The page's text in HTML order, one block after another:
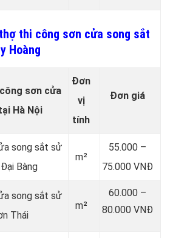
thi công sơn cửa song sắt
Hoàng
sơn cửa
Hà Nội
Đơn
vị
tính
Đơn giá
song sắt sử
Bàng
m²
55.000 –
75.000 VNĐ
song sắt sử
Thái
m²
60.000 –
80.000 VNĐ